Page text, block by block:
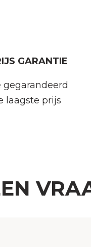
GARANTIE
gegarandeerd
laagste prijs